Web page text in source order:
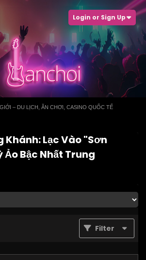
Login or Sign Up
– DU LỊCH, ĂN CHƠI, CASINO QUỐC TẾ
Khánh: Lạc Vào "Sơn
Ảo Bậc Nhất Trung
Filter